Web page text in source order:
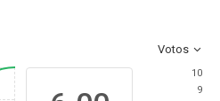
Votos
10
9